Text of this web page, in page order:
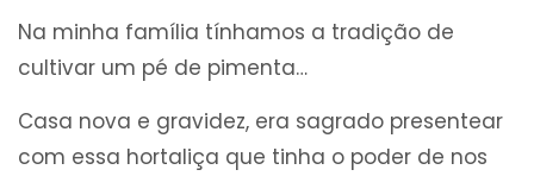
Na minha família tínhamos a tradição de
cultivar um pé de pimenta…
Casa nova e gravidez, era sagrado presentear
com essa hortaliça que tinha o poder de nos